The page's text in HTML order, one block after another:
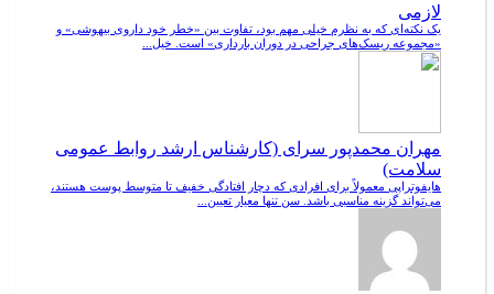
لازمی
یک نکته‌ای که به نظرم خیلی مهم بود، تفاوت بین «خطر خود داروی بیهوشی» و
«مجموعه ریسک‌های جراحی در دوران بارداری» است. خیل...
مهران محمدپور سرای (کارشناس ارشد روابط عمومی
سلامت)
هایفوتراپی معمولاً برای افرادی که دچار افتادگی خفیف تا متوسط پوست هستند،
می‌تواند گزینه مناسبی باشد. سن تنها معیار تعیین...